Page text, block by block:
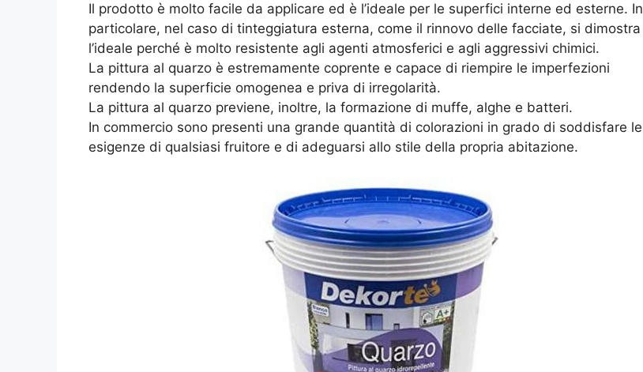
Il prodotto è molto facile da applicare ed è l’ideale per le superfici interne ed esterne. In
particolare, nel caso di tinteggiatura esterna, come il rinnovo delle facciate, si dimostra
l’ideale perché è molto resistente agli agenti atmosferici e agli aggressivi chimici.
La pittura al quarzo è estremamente coprente e capace di riempire le imperfezioni
rendendo la superficie omogenea e priva di irregolarità.
La pittura al quarzo previene, inoltre, la formazione di muffe, alghe e batteri.
In commercio sono presenti una grande quantità di colorazioni in grado di soddisfare le
esigenze di qualsiasi fruitore e di adeguarsi allo stile della propria abitazione.